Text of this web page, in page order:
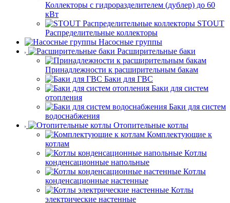
Коллекторы с гидроразделителем (дублер) до 60
кВт
STOUT
Распределительные коллекторы
Насосные группы
Расширительные баки
Принадлежности к расширительным бакам
Баки для ГВС
Баки для систем
отопления
Баки для систем
водоснабжения
Отопительные котлы
Комплектующие к
котлам
Котлы
конденсационные напольные
Котлы
конденсационные настенные
Котлы
электрические настенные